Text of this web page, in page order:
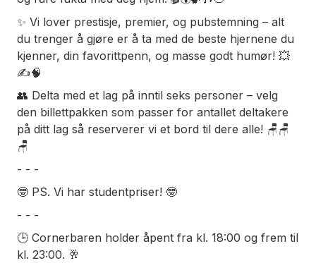
✨ Vi lover prestisje, premier, og pubstemning – alt
du trenger å gjøre er å ta med de beste hjernene du
kjenner, din favorittpenn, og masse godt humør! 💥
✍️🧠
👥 Delta med et lag på inntil seks personer – velg
den billettpakken som passer for antallet deltakere
på ditt lag så reserverer vi et bord til dere alle! 🪑🪑
🪑
- - -
🤓 PS. Vi har studentpriser! 🤓
- - -
🕒 Cornerbaren holder åpent fra kl. 18:00 og frem til
kl. 23:00. 🥂